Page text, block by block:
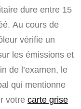
dure entre 15
Au cours de
vérifie un
les émissions et
de l’examen, le
qui mentionne
votre carte grise